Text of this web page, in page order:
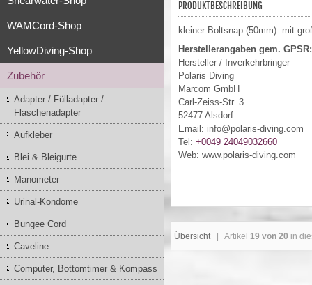
WAMCord-Shop
YellowDiving-Shop
Zubehör
Adapter / Fülladapter /
Flaschenadapter
Aufkleber
Blei & Bleigurte
Manometer
Urinal-Kondome
Bungee Cord
Caveline
Computer, Bottomtimer & Kompass
PRODUKTBESCHREIBUNG
kleiner Boltsnap (50mm) mit
Herstellerangaben gem. GPSR:
Hersteller / Inverkehrbringer
Polaris Diving
Marcom GmbH
Carl-Zeiss-Str. 3
52477 Alsdorf
Email: info@polaris-diving.com
Tel: +0049 24049032660
Web: www.polaris-diving.com
Übersicht| Artikel 19 von 20 in